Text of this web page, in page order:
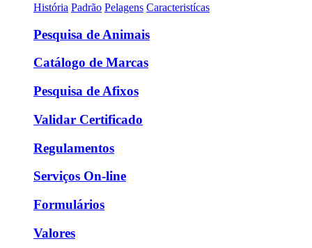
História Padrão Pelagens Caracteristícas
Pesquisa de Animais
Catálogo de Marcas
Pesquisa de Afixos
Validar Certificado
Regulamentos
Serviços On-line
Formulários
Valores